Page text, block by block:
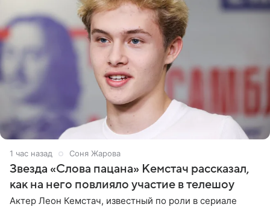
1 час назад Соня Жарова
Звезда «Слова пацана» Кемстач рассказал,
как на него повлияло участие в телешоу
Актер Леон Кемстач, известный по роли в сериале